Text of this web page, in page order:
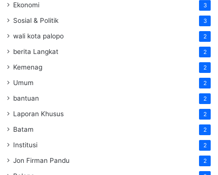
Ekonomi 3
Sosial & Politik 3
wali kota palopo 2
berita Langkat 2
Kemenag 2
Umum 2
bantuan 2
Laporan Khusus 2
Batam 2
Institusi 2
Jon Firman Pandu 2